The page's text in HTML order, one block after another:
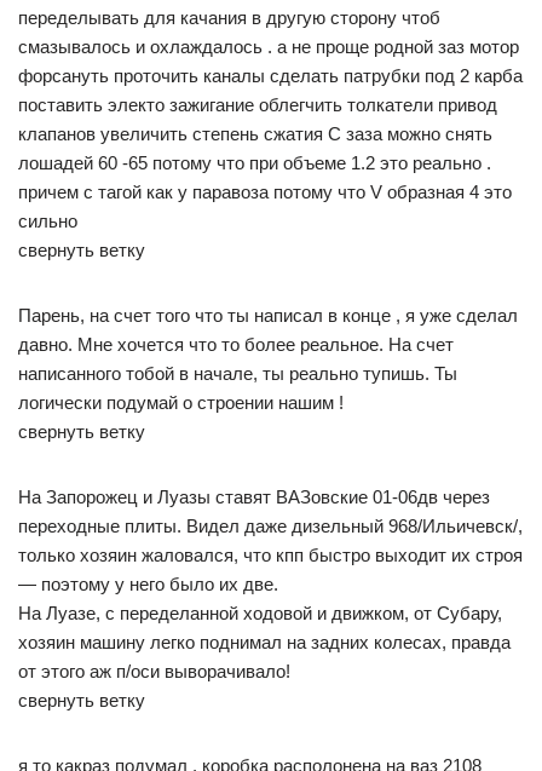
переделывать для качания в другую сторону чтоб
смазывалось и охлаждалось . а не проще родной заз мотор
форсануть проточить каналы сделать патрубки под 2 карба
поставить электо зажигание облегчить толкатели привод
клапанов увеличить степень сжатия С заза можно снять
лошадей 60 -65 потому что при объеме 1.2 это реально .
причем с тагой как у паравоза потому что V образная 4 это
сильно
свернуть ветку
Парень, на счет того что ты написал в конце , я уже сделал
давно. Мне хочется что то более реальное. На счет
написанного тобой в начале, ты реально тупишь. Ты
логически подумай о строении нашим !
свернуть ветку
На Запорожец и Луазы ставят ВАЗовские 01-06дв через
переходные плиты. Видел даже дизельный 968/Ильичевск/,
только хозяин жаловался, что кпп быстро выходит их строя
— поэтому у него было их две.
На Луазе, с переделанной ходовой и движком, от Субару,
хозяин машину легко поднимал на задних колесах, правда
от этого аж п/оси выворачивало!
свернуть ветку
я то какраз подумал . коробка располонена на ваз 2108